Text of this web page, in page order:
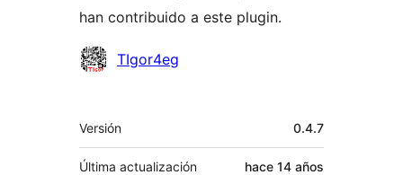
han contribuido a este plugin.
Colaboradores
TIgor4eg
Meta
Versión 0.4.7
Última actualización hace 14 años